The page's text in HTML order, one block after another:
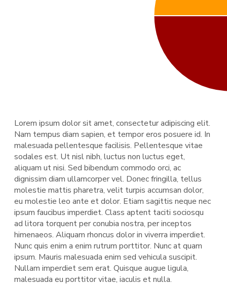
Lorem ipsum dolor sit amet, consectetur adipiscing elit.
Nam tempus diam sapien, et tempor eros posuere id. In
malesuada pellentesque facilisis. Pellentesque vitae
sodales est. Ut nisl nibh, luctus non luctus eget,
aliquam ut nisi. Sed bibendum commodo orci, ac
dignissim diam ullamcorper vel. Donec fringilla, tellus
molestie mattis pharetra, velit turpis accumsan dolor,
eu molestie leo ante et dolor. Etiam sagittis neque nec
ipsum faucibus imperdiet. Class aptent taciti sociosqu
ad litora torquent per conubia nostra, per inceptos
himenaeos. Aliquam rhoncus dolor in viverra imperdiet.
Nunc quis enim a enim rutrum porttitor. Nunc at quam
ipsum. Mauris malesuada enim sed vehicula suscipit.
Nullam imperdiet sem erat. Quisque augue ligula,
malesuada eu porttitor vitae, iaculis et nulla.